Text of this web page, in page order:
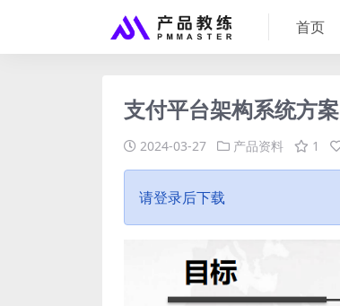
首页
支付平台架构系统方案
2024-03-27 产品资料 1
请登录后下载